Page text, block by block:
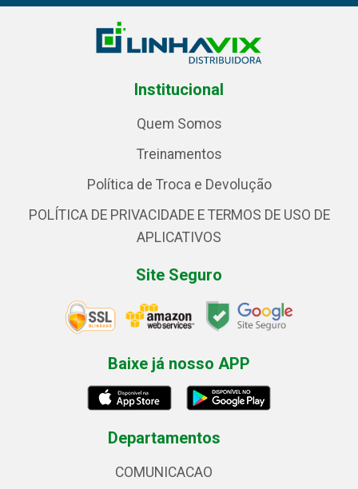
Institucional
Quem Somos
Treinamentos
Política de Troca e Devolução
POLÍTICA DE PRIVACIDADE E TERMOS DE USO DE
APLICATIVOS
Site Seguro
Baixe já nosso APP
Departamentos
COMUNICACAO